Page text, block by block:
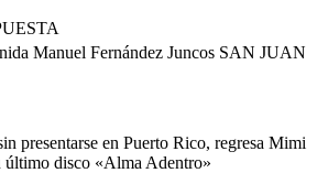
Manuel Fernández Juncos SAN JUAN
presentarse en Puerto Rico, regresa Mimi
último disco «Alma Adentro»